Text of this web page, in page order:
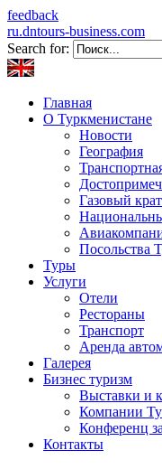
feedback
ru.dntours-business.com
Search for:
Главная
О Туркменистане
Новости
География
Газовый
Посольства
Туры
Услуги
Отели
Рестораны
Транспорт
Аренда
Галерея
Бизнес туризм
Выставки и
Компании
Конференц
Контакты